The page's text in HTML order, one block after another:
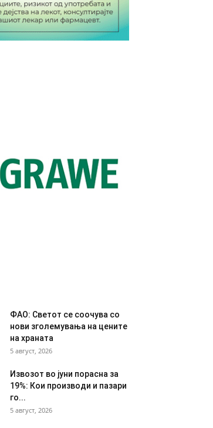
ФАО: Светот се соочува со
нови зголемувања на цените
на храната
5 август, 2026
Извозот во јуни порасна за
19%: Кои производи и пазари
го...
5 август, 2026